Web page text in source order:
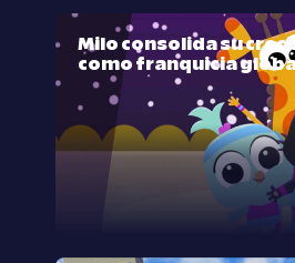
Milo consolida su
como franquicia